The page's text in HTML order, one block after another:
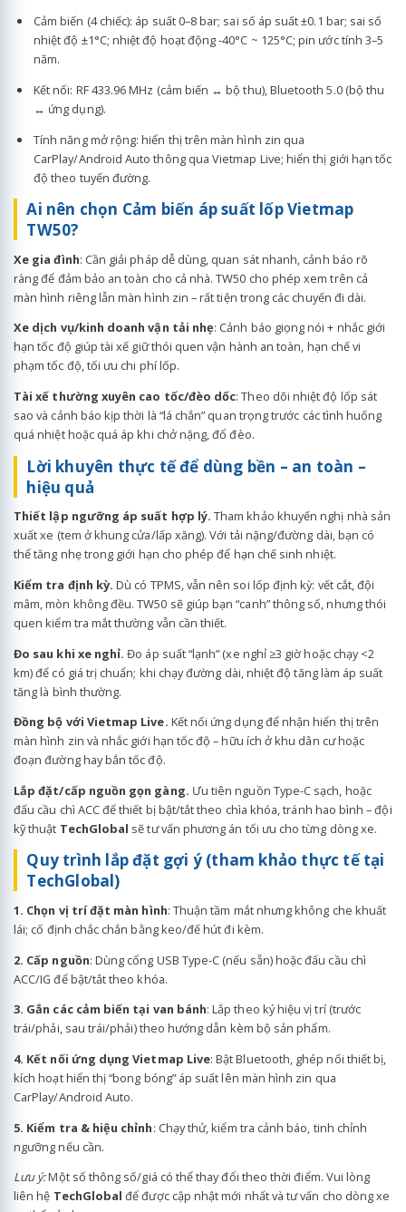
Cảm biến (4 chiếc): áp suất 0–8 bar; sai số áp suất ±0.1 bar; sai số
nhiệt độ ±1°C; nhiệt độ hoạt động -40°C ~ 125°C; pin ước tính 3–5
năm.
Kết nối: RF 433.96 MHz (cảm biến ↔ bộ thu), Bluetooth 5.0 (bộ thu
↔ ứng dụng).
Tính năng mở rộng: hiển thị trên màn hình zin qua
CarPlay/Android Auto thông qua Vietmap Live; hiển thị giới hạn tốc
độ theo tuyến đường.
Ai nên chọn Cảm biến áp suất lốp Vietmap
TW50?
Xe gia đình: Cần giải pháp dễ dùng, quan sát nhanh, cảnh báo rõ
ràng để đảm bảo an toàn cho cả nhà. TW50 cho phép xem trên cả
màn hình riêng lẫn màn hình zin – rất tiện trong các chuyến đi dài.
Xe dịch vụ/kinh doanh vận tải nhẹ: Cảnh báo giọng nói + nhắc giới
hạn tốc độ giúp tài xế giữ thói quen vận hành an toàn, hạn chế vi
phạm tốc độ, tối ưu chi phí lốp.
Tài xế thường xuyên cao tốc/đèo dốc: Theo dõi nhiệt độ lốp sát
sao và cảnh báo kịp thời là “lá chắn” quan trọng trước các tình huống
quá nhiệt hoặc quá áp khi chở nặng, đổ đèo.
Lời khuyên thực tế để dùng bền – an toàn –
hiệu quả
Thiết lập ngưỡng áp suất hợp lý. Tham khảo khuyến nghị nhà sản
xuất xe (tem ở khung cửa/lấp xăng). Với tải nặng/đường dài, bạn có
thể tăng nhẹ trong giới hạn cho phép để hạn chế sinh nhiệt.
Kiểm tra định kỳ. Dù có TPMS, vẫn nên soi lốp định kỳ: vết cắt, đội
mâm, mòn không đều. TW50 sẽ giúp bạn “canh” thông số, nhưng thói
quen kiểm tra mắt thường vẫn cần thiết.
Đo sau khi xe nghỉ. Đo áp suất “lạnh” (xe nghỉ ≥3 giờ hoặc chạy <2
km) để có giá trị chuẩn; khi chạy đường dài, nhiệt độ tăng làm áp suất
tăng là bình thường.
Đồng bộ với Vietmap Live. Kết nối ứng dụng để nhận hiển thị trên
màn hình zin và nhắc giới hạn tốc độ – hữu ích ở khu dân cư hoặc
đoạn đường hay bắn tốc độ.
Lắp đặt/cấp nguồn gọn gàng. Ưu tiên nguồn Type-C sạch, hoặc
đấu cầu chì ACC để thiết bị bật/tắt theo chìa khóa, tránh hao bình – đội
kỹ thuật TechGlobal sẽ tư vấn phương án tối ưu cho từng dòng xe.
Quy trình lắp đặt gợi ý (tham khảo thực tế tại
TechGlobal)
1. Chọn vị trí đặt màn hình: Thuận tầm mắt nhưng không che khuất
lái; cố định chắc chắn bằng keo/đế hút đi kèm.
2. Cấp nguồn: Dùng cổng USB Type-C (nếu sẵn) hoặc đấu cầu chì
ACC/IG để bật/tắt theo khóa.
3. Gắn các cảm biến tại van bánh: Lắp theo ký hiệu vị trí (trước
trái/phải, sau trái/phải) theo hướng dẫn kèm bộ sản phẩm.
4. Kết nối ứng dụng Vietmap Live: Bật Bluetooth, ghép nối thiết bị,
kích hoạt hiển thị “bong bóng” áp suất lên màn hình zin qua
CarPlay/Android Auto.
5. Kiểm tra & hiệu chỉnh: Chạy thử, kiểm tra cảnh báo, tinh chỉnh
ngưỡng nếu cần.
Lưu ý:Một số thông số/giá có thể thay đổi theo thời điểm. Vui lòng
liên hệ TechGlobal để được cập nhật mới nhất và tư vấn cho dòng xe